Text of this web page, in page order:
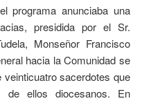
programa anunciaba una
presidida por el Sr.
Monseñor Francisco
hacia la Comunidad se
sacerdotes que
de ellos diocesanos. En